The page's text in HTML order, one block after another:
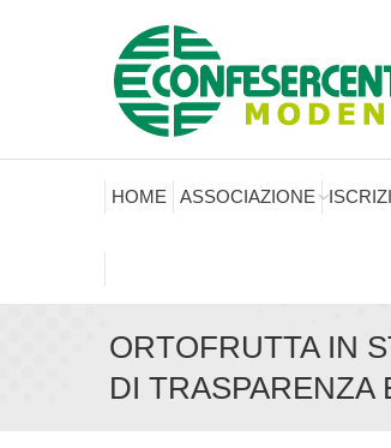
HOME ASSOCIAZIONE
ORTOFRUTTA IN
DI TRASPARENZA